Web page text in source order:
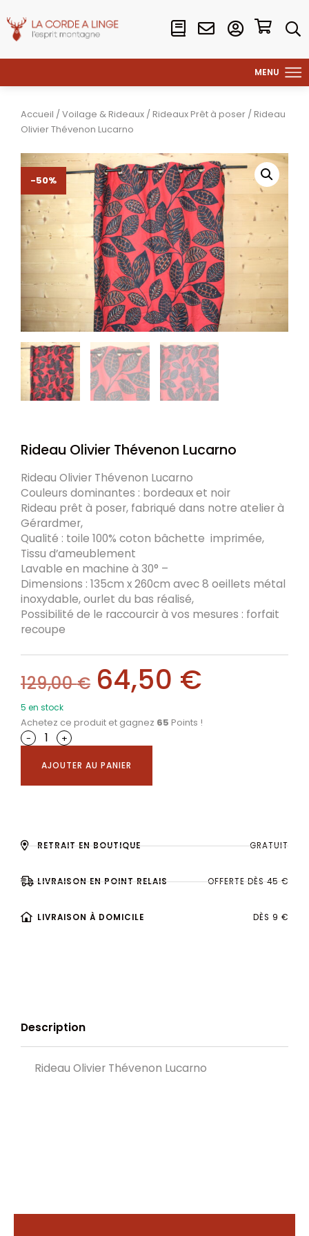
Accueil /Voilage & Rideaux / Rideaux Prêt à poser / Rideau
Olivier Thévenon Lucarno
-50%
-50%
Rideau Olivier Thévenon Lucarno
Rideau Olivier Thévenon Lucarno
Couleurs dominantes : bordeaux et noir
Rideau prêt à poser, fabriqué dans notre atelier à
Gérardmer,
Qualité : toile 100% coton bâchette imprimée,
Tissu d’ameublement
Lavable en machine à 30° –
Dimensions : 135cm x 260cm avec 8 oeillets métal
inoxydable, ourlet du bas réalisé,
Possibilité de le raccourcir à vos mesures : forfait
recoupe
129,00€ 64,50 €
5 en stock
Achetez ce produit et gagnez 65 Points !
-
+
AJOUTER AU PANIER
RETRAIT EN BOUTIQUE GRATUIT
LIVRAISON EN POINT RELAIS OFFERTE DÈS 45 €
LIVRAISON À DOMICILE DÈS 9 €
Description
Rideau Olivier Thévenon Lucarno